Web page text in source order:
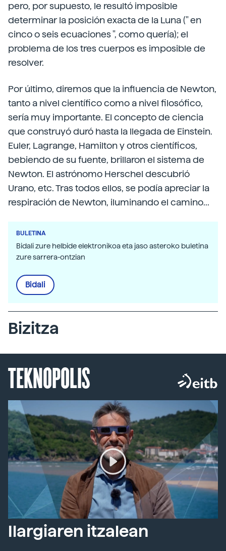
pero, por supuesto, le resultó imposible
determinar la posición exacta de la Luna (" en
cinco o seis ecuaciones ", como quería); el
problema de los tres cuerpos es imposible de
resolver.
Por último, diremos que la influencia de Newton,
tanto a nivel científico como a nivel filosófico,
sería muy importante. El concepto de ciencia
que construyó duró hasta la llegada de Einstein.
Euler, Lagrange, Hamilton y otros científicos,
bebiendo de su fuente, brillaron el sistema de
Newton. El astrónomo Herschel descubrió
Urano, etc. Tras todos ellos, se podía apreciar la
respiración de Newton, iluminando el camino...
BULETINA
Bidali zure helbide elektronikoa eta jaso asteroko buletina
zure sarrera-ontzian
Bidali
Bizitza
TEKNOPOLIS
Ilargiaren itzalean